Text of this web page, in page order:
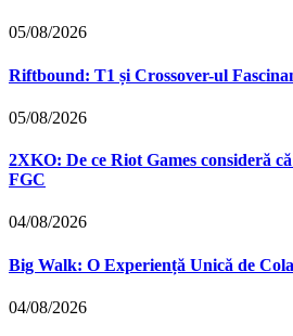
05/08/2026
Riftbound: T1 și Crossover-ul
05/08/2026
2XKO: De ce Riot Games consideră
FGC
04/08/2026
Big Walk: O Experiență Unică de
04/08/2026